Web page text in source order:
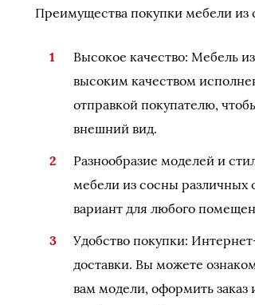
Преимущества покупки мебели из
Высокое качество: Мебель
высоким качеством
отправкой покупателю,
внешний вид.
Разнообразие моделей и
мебели из сосны различных
вариант для любого
Удобство покупки:
доставки. Вы можете
вам модели, оформить заказ